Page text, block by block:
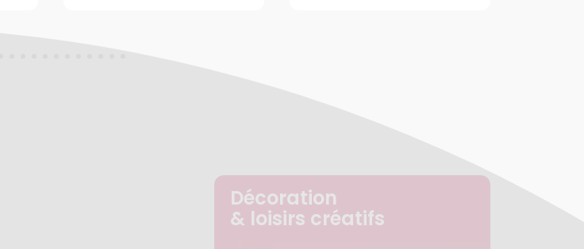
Décoration
& loisirs créatifs